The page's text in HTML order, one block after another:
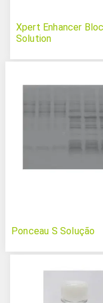
Xpert Enhancer
Solution
Ponceau S Solução